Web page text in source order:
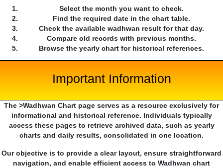
Select the month you want to check.
Find the required date in the chart table.
Check the available wadhwan result for that day.
Compare old records with previous months.
Browse the yearly chart for historical references.
Important Information
The >Wadhwan Chart page serves as a resource exclusively for
informational and historical reference. Individuals typically
access these pages to retrieve archived data, such as yearly
charts and daily results, consolidated in one location.
Our objective is to provide a clear layout, ensure straightforward
navigation, and enable efficient access to Wadhwan chart